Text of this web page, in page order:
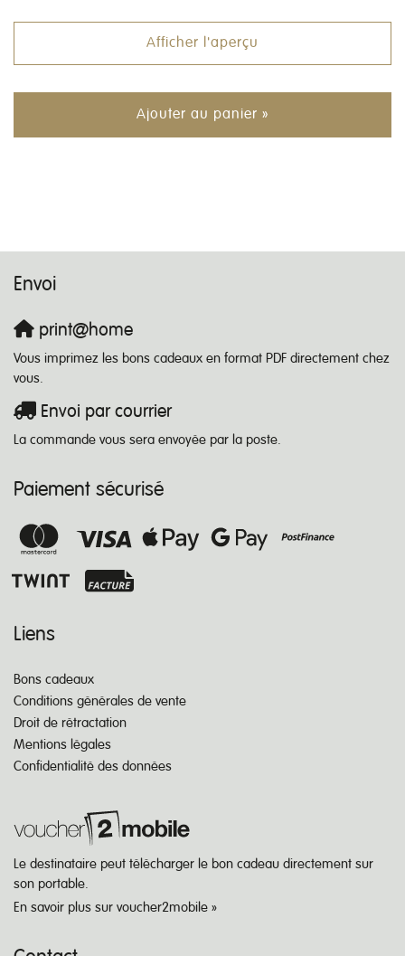
Afficher l'aperçu
Ajouter au panier »
Envoi
print@home
Vous imprimez les bons cadeaux en format PDF directement chez
vous.
Envoi par courrier
La commande vous sera envoyée par la poste.
Paiement sécurisé
Liens
Bons cadeaux
Conditions générales de vente
Droit de rétractation
Mentions légales
Confidentialité des données
Le destinataire peut télécharger le bon cadeau directement sur
son portable.
En savoir plus sur voucher2mobile »